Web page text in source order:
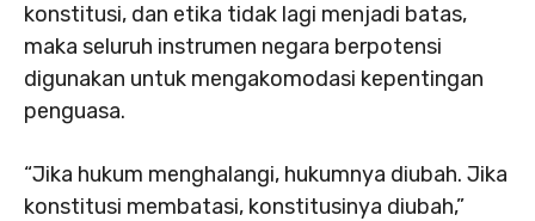
konstitusi, dan etika tidak lagi menjadi batas,
maka seluruh instrumen negara berpotensi
digunakan untuk mengakomodasi kepentingan
penguasa.
“Jika hukum menghalangi, hukumnya diubah. Jika
konstitusi membatasi, konstitusinya diubah,”